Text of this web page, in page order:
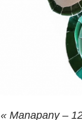
« Manapany –